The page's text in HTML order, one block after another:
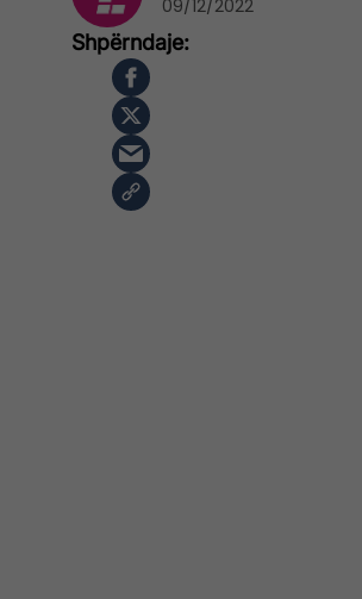
09/12/2022